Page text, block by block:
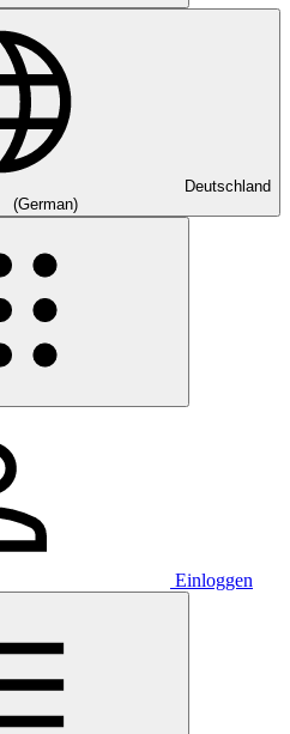
Deutschland
(German)
Einloggen